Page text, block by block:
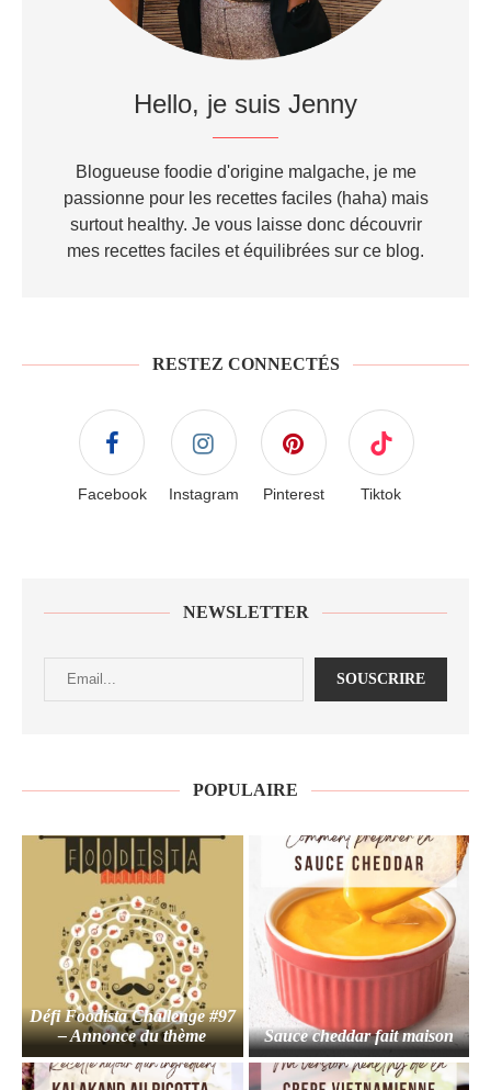
Hello, je suis Jenny
Blogueuse foodie d'origine malgache, je me
passionne pour les recettes faciles (haha) mais
surtout healthy. Je vous laisse donc découvrir
mes recettes faciles et équilibrées sur ce blog.
RESTEZ CONNECTÉS
Facebook Instagram Pinterest Tiktok
NEWSLETTER
POPULAIRE
Défi Foodista Challenge #97
– Annonce du thème
Sauce cheddar fait maison